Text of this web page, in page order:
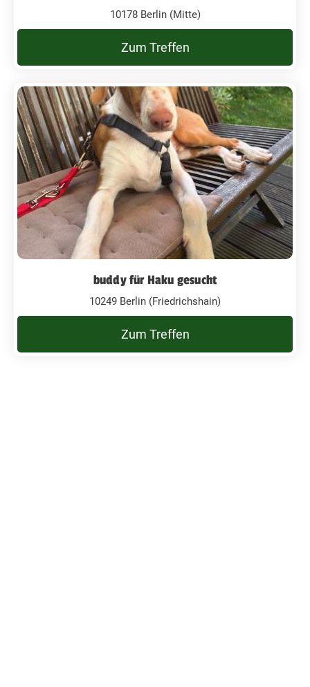
10178 Berlin (Mitte)
Zum Treffen
buddy für Haku gesucht
10249 Berlin (Friedrichshain)
Zum Treffen